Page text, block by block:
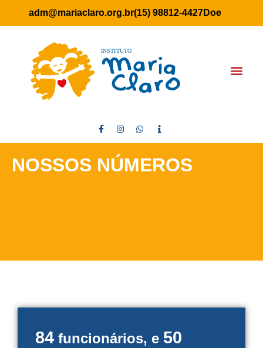
adm@mariaclaro.org.br(15) 98812-4427Doe
NOSSOS NÚMEROS
84 funcionários, e 50